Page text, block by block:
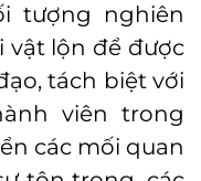
tượng nghiên
vật lộn để được
tách biệt với
viên trong
các mối quan